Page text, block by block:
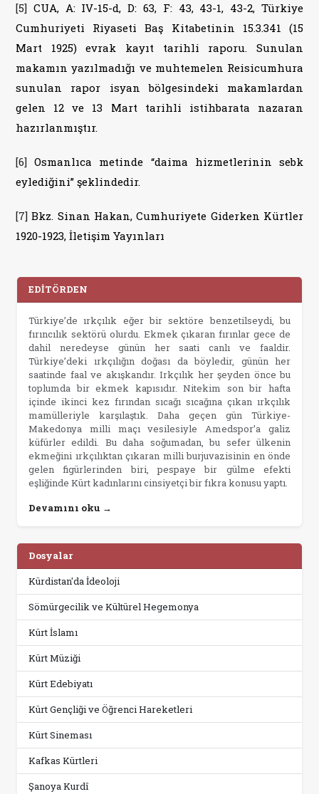
[5] CUA, A: IV-15-d, D: 63, F: 43, 43-1, 43-2, Türkiye
Cumhuriyeti Riyaseti Baş Kitabetinin 15.3.341 (15
Mart 1925) evrak kayıt tarihli raporu. Sunulan
makamın yazılmadığı ve muhtemelen Reisicumhura
sunulan rapor isyan bölgesindeki makamlardan
gelen 12 ve 13 Mart tarihli istihbarata nazaran
hazırlanmıştır.
[6] Osmanlıca metinde “daima hizmetlerinin sebk
eylediğini” şeklindedir.
[7] Bkz. Sinan Hakan, Cumhuriyete Giderken Kürtler
1920-1923, İletişim Yayınları
EDİTÖRDEN
Türkiye’de ırkçılık eğer bir sektöre benzetilseydi, bu
fırıncılık sektörü olurdu. Ekmek çıkaran fırınlar gece de
dahil neredeyse günün her saati canlı ve faaldir.
Türkiye’deki ırkçılığın doğası da böyledir, günün her
saatinde faal ve akışkandır. Irkçılık her şeyden önce bu
toplumda bir ekmek kapısıdır. Nitekim son bir hafta
içinde ikinci kez fırından sıcağı sıcağına çıkan ırkçılık
mamülleriyle karşılaştık. Daha geçen gün Türkiye-
Makedonya milli maçı vesilesiyle Amedspor’a galiz
küfürler edildi. Bu daha soğumadan, bu sefer ülkenin
ekmeğini ırkçılıktan çıkaran milli burjuvazisinin en önde
gelen figürlerinden biri, pespaye bir gülme efekti
eşliğinde Kürt kadınlarını cinsiyetçi bir fıkra konusu yaptı.
Devamını oku →
Dosyalar
Kürdistan'da İdeoloji
Sömürgecilik ve Kültürel Hegemonya
Kürt İslamı
Kürt Müziği
Kürt Edebiyatı
Kürt Gençliği ve Öğrenci Hareketleri
Kürt Sineması
Kafkas Kürtleri
Şanoya Kurdî